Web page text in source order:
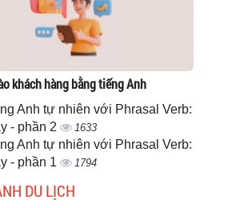
khách hàng bằng tiếng Anh
Anh tự nhiên với Phrasal Verb:
- phần 2
1633
Anh tự nhiên với Phrasal Verb:
- phần 1
1794
DU LỊCH